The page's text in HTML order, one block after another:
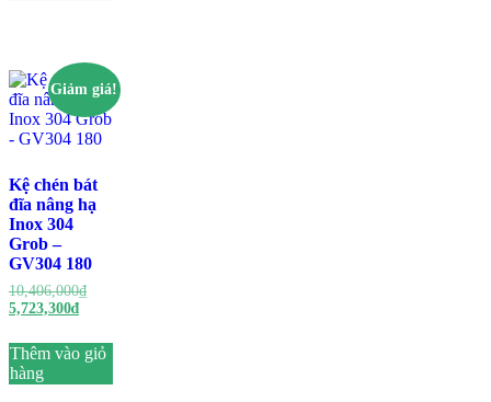
Giảm giá!
Kệ chén bát
đĩa nâng hạ
Inox 304
Grob –
GV304 180
10,406,000₫
5,723,300₫
Thêm vào giỏ
hàng